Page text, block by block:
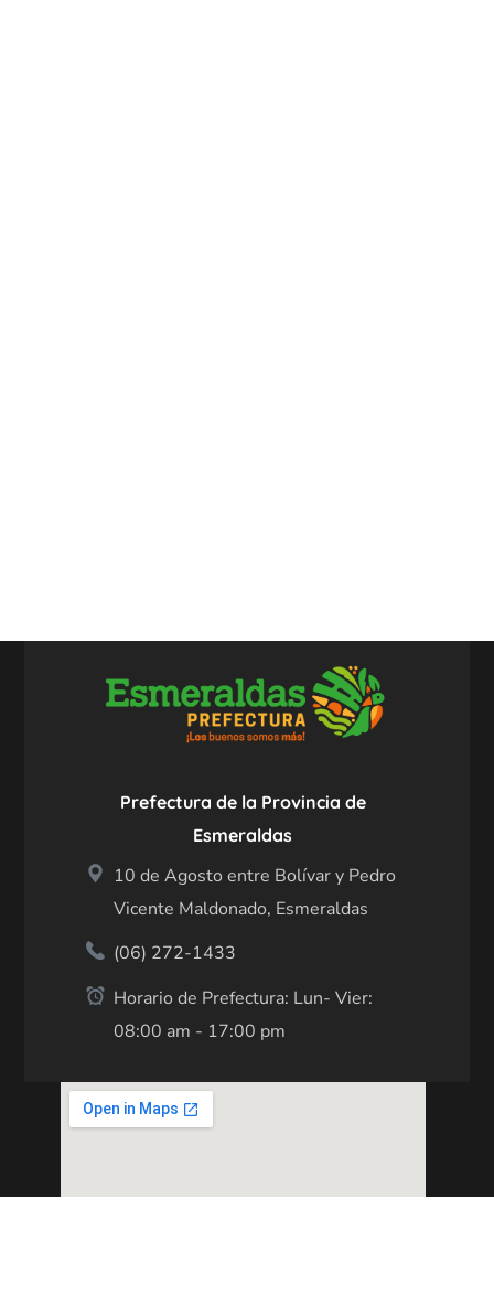
Prefectura de la Provincia de
Esmeraldas
10 de Agosto entre Bolívar y Pedro
Vicente Maldonado, Esmeraldas
(06) 272-1433
Horario de Prefectura: Lun- Vier:
08:00 am - 17:00 pm